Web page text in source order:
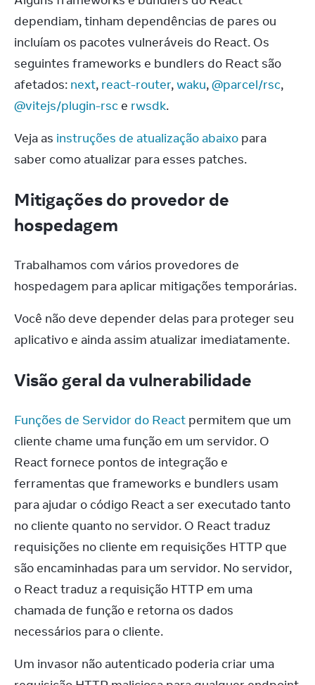
dependiam, tinham dependências de pares ou
incluíam os pacotes vulneráveis do React. Os
seguintes frameworks e bundlers do React são
afetados: next, react-router, waku, @parcel/rsc
@vitejs/plugin-rsc e rwsdk.
Veja as instruções de atualização abaixo para
saber como atualizar para esses patches.
Mitigações do provedor de
hospedagem
Trabalhamos com vários provedores de
hospedagem para aplicar mitigações temporárias.
Você não deve depender delas para proteger seu
aplicativo e ainda assim atualizar imediatamente.
Visão geral da vulnerabilidade
Funções de Servidor do React permitem que um
cliente chame uma função em um servidor. O
React fornece pontos de integração e
ferramentas que frameworks e bundlers usam
para ajudar o código React a ser executado tanto
no cliente quanto no servidor. O React traduz
requisições no cliente em requisições HTTP que
são encaminhadas para um servidor. No servidor,
o React traduz a requisição HTTP em uma
chamada de função e retorna os dados
necessários para o cliente.
Um invasor não autenticado poderia criar uma